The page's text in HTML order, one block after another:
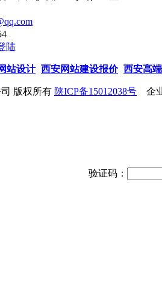
陆
站设计 西安网站建设报价 西安高
版权所有 陕ICP备15012038号 企
验证码：